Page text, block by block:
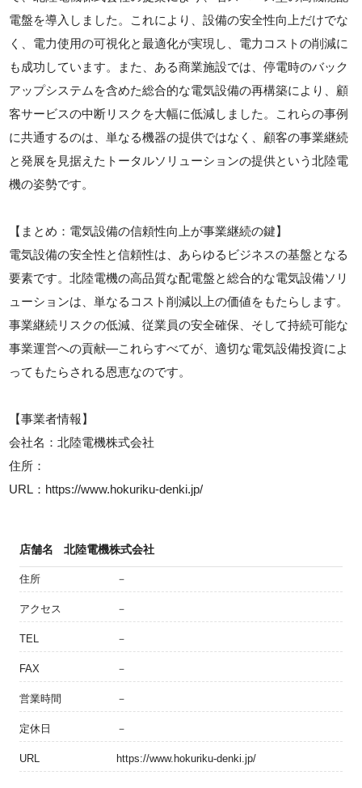
電盤を導入しました。これにより、設備の安全性向上だけでな
く、電力使用の可視化と最適化が実現し、電力コストの削減に
も成功しています。また、ある商業施設では、停電時のバック
アップシステムを含めた総合的な電気設備の再構築により、顧
客サービスの中断リスクを大幅に低減しました。これらの事例
に共通するのは、単なる機器の提供ではなく、顧客の事業継続
と発展を見据えたトータルソリューションの提供という北陸電
機の姿勢です。
【まとめ：電気設備の信頼性向上が事業継続の鍵】
電気設備の安全性と信頼性は、あらゆるビジネスの基盤となる
要素です。北陸電機の高品質な配電盤と総合的な電気設備ソリ
ューションは、単なるコスト削減以上の価値をもたらします。
事業継続リスクの低減、従業員の安全確保、そして持続可能な
事業運営への貢献—これらすべてが、適切な電気設備投資によ
ってもたらされる恩恵なのです。
【事業者情報】
会社名：北陸電機株式会社
住所：
URL：https://www.hokuriku-denki.jp/
店舗名 北陸電機株式会社
住所 －
アクセス －
TEL －
FAX －
営業時間 －
定休日 －
URL https://www.hokuriku-denki.jp/